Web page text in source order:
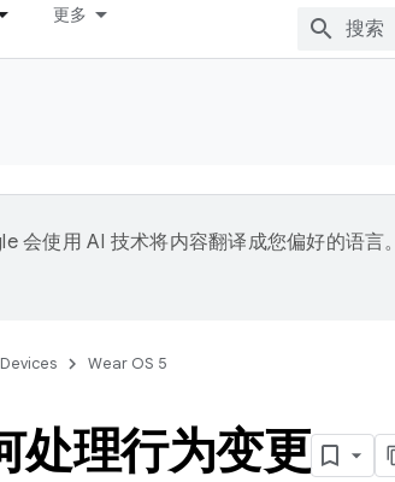
更多
会使用 AI 技术将内容翻译成您偏好的语言。
Devices Wear OS 5
处理行为变更